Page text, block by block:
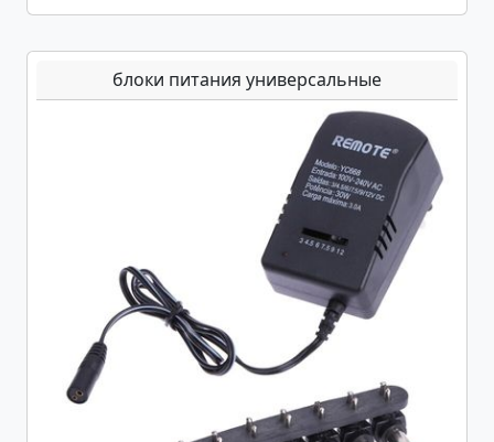
блоки питания универсальные